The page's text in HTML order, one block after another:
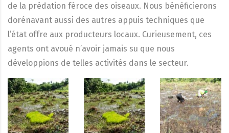
de la prédation féroce des oiseaux. Nous bénéficierons
dorénavant aussi des autres appuis techniques que
l’état offre aux producteurs locaux. Curieusement, ces
agents ont avoué n’avoir jamais su que nous
développions de telles activités dans le secteur.